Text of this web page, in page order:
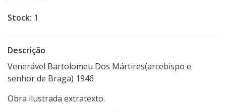
Stock: 1
Descrição
Venerável Bartolomeu Dos Mártires(arcebispo e
senhor de Braga) 1946
Obra ilustrada extratexto.